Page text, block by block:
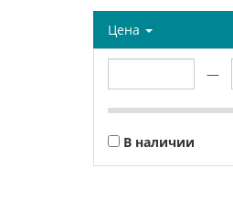
Цена
—
В наличии